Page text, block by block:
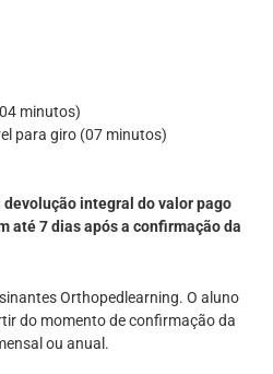
minutos)
para giro (07 minutos)
integral do valor pago
até 7 dias após a confirmação da
Orthopedlearning. O aluno
do momento de confirmação da
ou anual.